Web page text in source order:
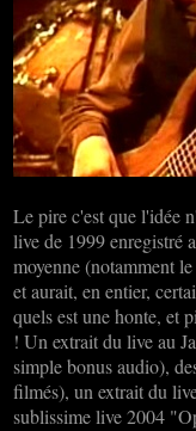
Le pire c'est que l'idée
live de 1999 enregistré
moyenne (notamment
et aurait, en entier,
quels est une honte, et
! Un extrait du live au
simple bonus audio),
filmés), un extrait du
sublissime live 2004